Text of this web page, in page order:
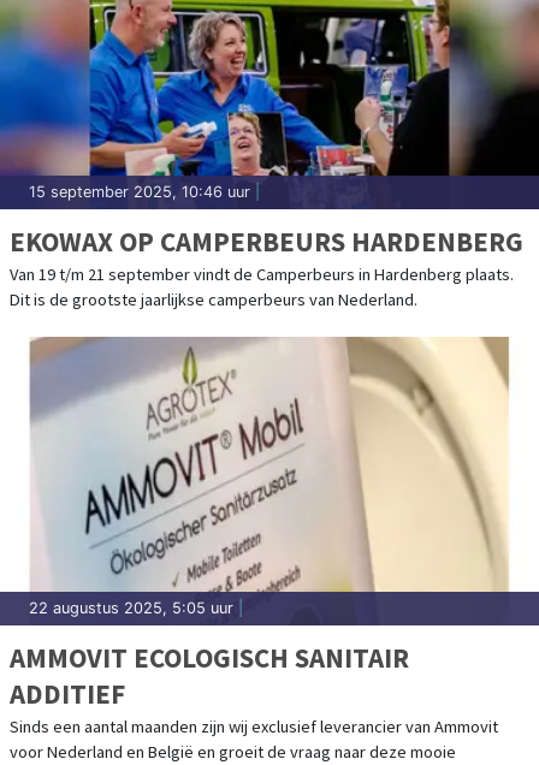
15 september 2025, 10:46 uur
EKOWAX OP CAMPERBEURS HARDENBERG
Van 19 t/m 21 september vindt de Camperbeurs in Hardenberg plaats.
Dit is de grootste jaarlijkse camperbeurs van Nederland.
22 augustus 2025, 5:05 uur
AMMOVIT ECOLOGISCH SANITAIR
ADDITIEF
Sinds een aantal maanden zijn wij exclusief leverancier van Ammovit
voor Nederland en België en groeit de vraag naar deze mooie